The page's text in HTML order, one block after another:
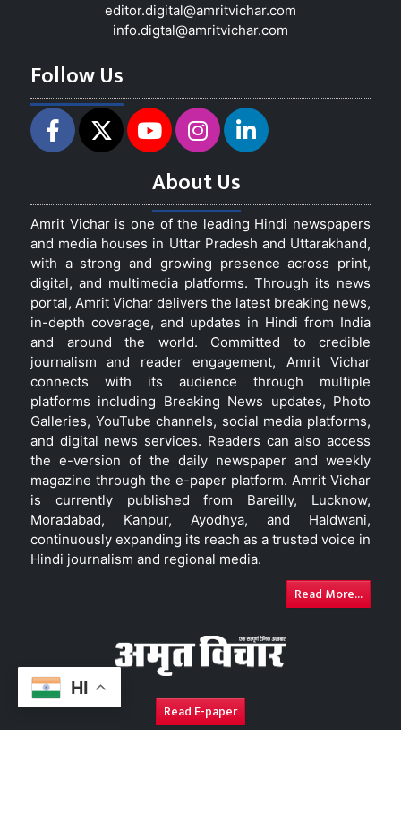
HI
editor.digital@amritvichar.com
info.digtal@amritvichar.com
Follow Us
About Us
Amrit Vichar is one of the leading Hindi newspapers
and media houses in Uttar Pradesh and Uttarakhand,
with a strong and growing presence across print,
digital, and multimedia platforms. Through its news
portal, Amrit Vichar delivers the latest breaking news,
in-depth coverage, and updates in Hindi from India
and around the world. Committed to credible
journalism and reader engagement, Amrit Vichar
connects with its audience through multiple
platforms including Breaking News updates, Photo
Galleries, YouTube channels, social media platforms,
and digital news services. Readers can also access
the e-version of the daily newspaper and weekly
magazine through the e-paper platform. Amrit Vichar
is currently published from Bareilly, Lucknow,
Moradabad, Kanpur, Ayodhya, and Haldwani,
continuously expanding its reach as a trusted voice in
Hindi journalism and regional media.
Read More...
Read E-paper